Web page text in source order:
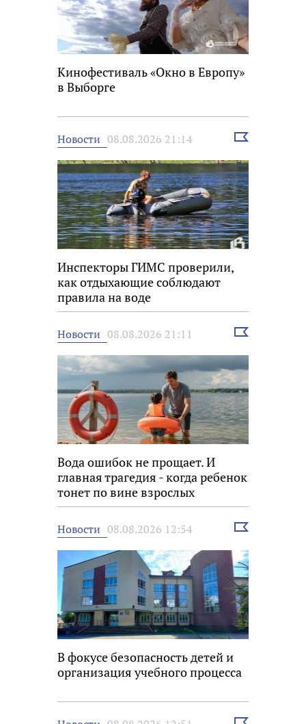
Кинофестиваль «Окно в Европу»
в Выборге
Новости 08.08.2026 21:14
Выбрать
Инспекторы ГИМС проверили,
как отдыхающие соблюдают
правила на воде
Новости 08.08.2026 21:11
Выбрать
Вода ошибок не прощает. И
главная трагедия - когда ребенок
тонет по вине взрослых
Новости 08.08.2026 12:54
Выбрать
В фокусе безопасность детей и
организация учебного процесса